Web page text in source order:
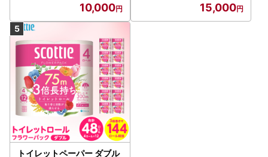
10,000 15,000
トイレットペーパー ダブル